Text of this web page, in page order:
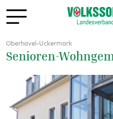
Oberhavel-Uckermark
Senioren-